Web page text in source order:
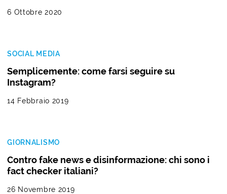
6 Ottobre 2020
SOCIAL MEDIA
Semplicemente: come farsi seguire su
Instagram?
14 Febbraio 2019
GIORNALISMO
Contro fake news e disinformazione: chi sono i
fact checker italiani?
26 Novembre 2019